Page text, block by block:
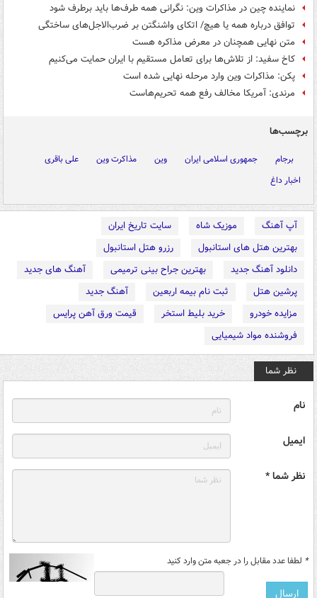
نماینده چین در مذاکرات وین: نگرانی همه طرف‌ها باید برطرف شود
توافق درباره همه یا هیچ/ اتکای واشنگتن بر ضرب‌الاجل‌های ساختگی
متن نهایی همچنان در معرض مذاکره هست
کاخ سفید: از تلاش‌ها برای تعامل مستقیم با ایران حمایت می‌کنیم
پکن: مذاکرات وین وارد مرحله نهایی شده است
مرندی: آمریکا مخالف رفع همه تحریم‌هاست
برچسب‌ها
برجام جمهوری اسلامی ایران وین مذاکرت وین
علی باقری
اخبار داغ
آپ آهنگ موزیک شاه
سایت تاریخ ایران
بهترین هتل های استانبول
رزرو هتل استانبول
دانلود آهنگ جدید
بهترین جراح بینی ترمیمی
آهنگ های جدید
پرشین هتل
ثبت نام بیمه اربعین
آهنگ جدید
مزایده خودرو
خرید بلیط استخر
قیمت ورق آهن پرایس
فروشنده مواد شیمیایی
نظر شما
نام
ایمیل
نظر شما *
* لطفا عدد مقابل را در جعبه متن وارد کنید